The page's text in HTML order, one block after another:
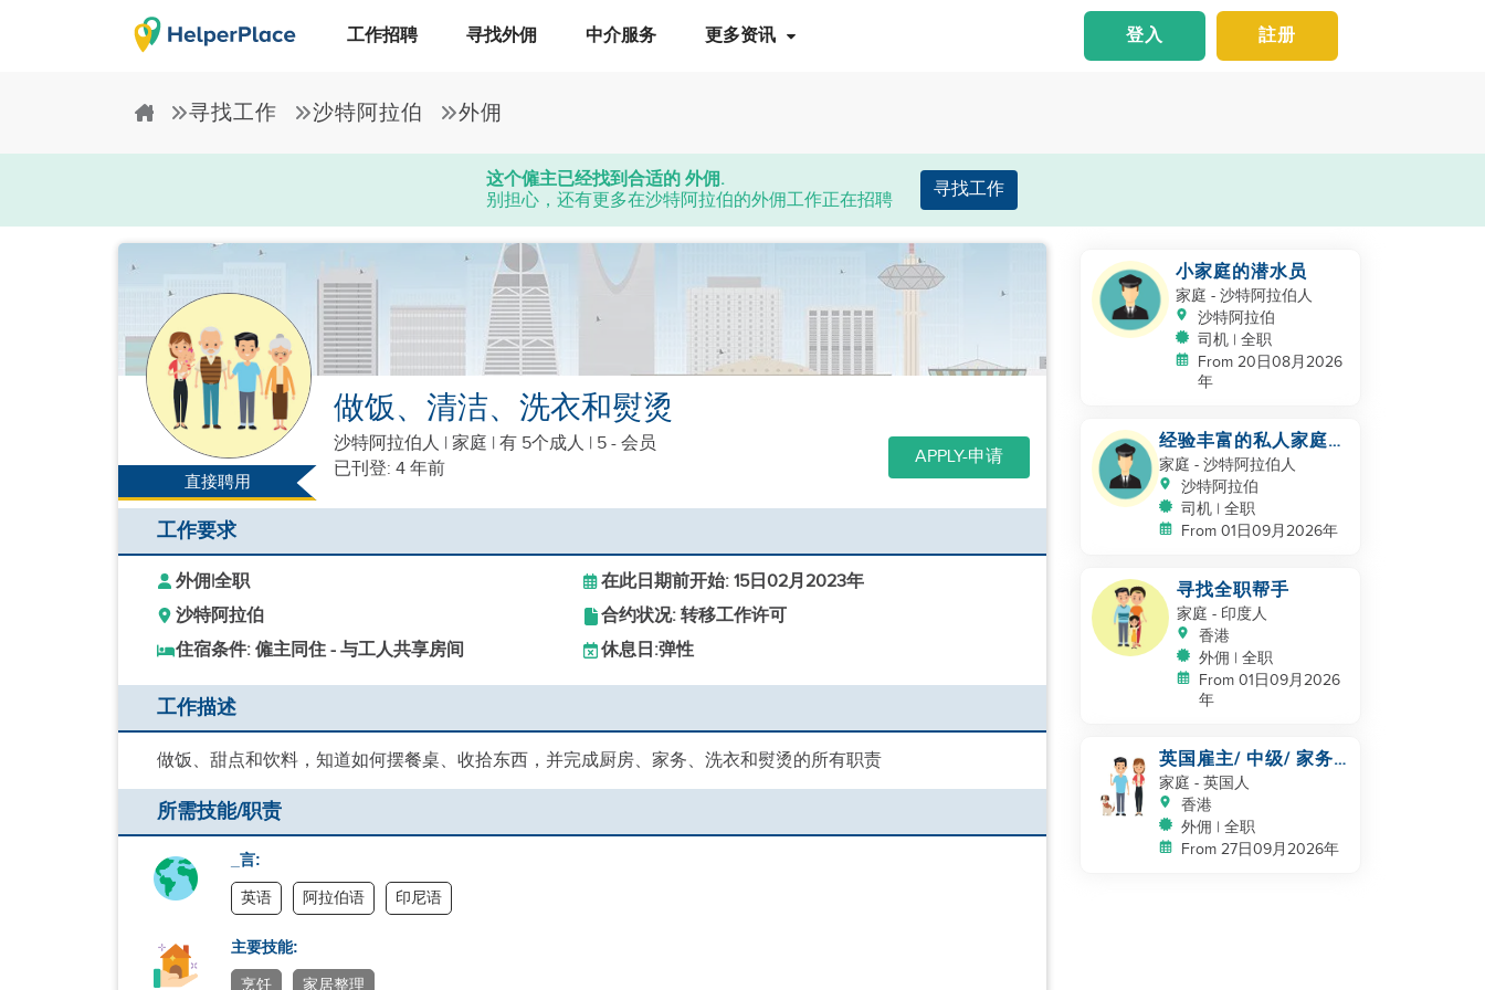
工作招聘 寻找外佣 中介服务 更多资讯 註册
登入
寻找工作 沙特阿拉伯 外佣
这个僱主已经找到合适的 外佣.
别担心，还有更多在沙特阿拉伯的外佣工作正在招聘
寻找工作
直接聘用
做饭、清洁、洗衣和熨烫
沙特阿拉伯人 | 家庭 | 有 5个成人 | 5 - 会员
已刊登: 4 年前
APPLY-申请
工作要求
外佣|全职
在此日期前开始: 15日02月2023年
沙特阿拉伯
合约状况: 转移工作许可
住宿条件: 僱主同住 - 与工人共享房间
休息日:弹性
工作描述
做饭、甜点和饮料，知道如何摆餐桌、收拾东西，并完成厨房、家务、洗衣和熨烫的所有职责
所需技能/职责
_言:
英语 阿拉伯语 印尼语
主要技能:
烹饪 家居整理
小家庭的潜水员
家庭 - 沙特阿拉伯人
沙特阿拉伯
司机 | 全职
From 20日08月2026
年
经验丰富的私人家庭司
机 - 沙特/海湾合作委
员会经验
家庭 - 沙特阿拉伯人
沙特阿拉伯
司机 | 全职
From 01日09月2026年
寻找全职帮手
家庭 - 印度人
香港
外佣 | 全职
From 01日09月2026
年
英国雇主/ 中级/ 家务
以及照顾一只狗
家庭 - 英国人
香港
外佣 | 全职
From 27日09月2026年